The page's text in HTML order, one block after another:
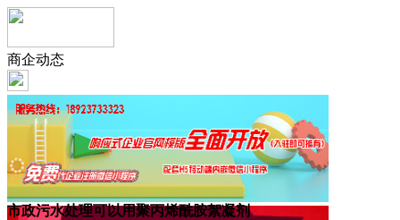
商企动态
市政污水处理可以用聚丙烯酰胺絮凝剂